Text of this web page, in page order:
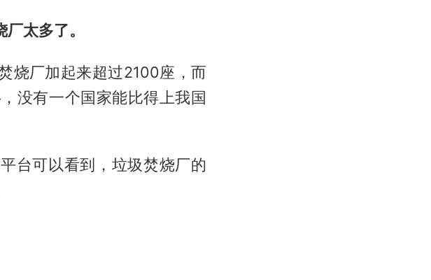
太多了。
烧厂加起来超过2100座，而
没有一个国家能比得上我国
台可以看到，垃圾焚烧厂的